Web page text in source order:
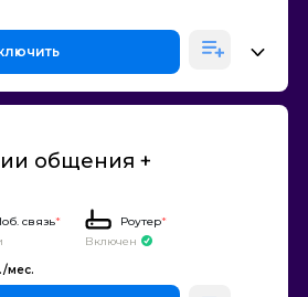
общения +
связь*
Роутер*
Включен